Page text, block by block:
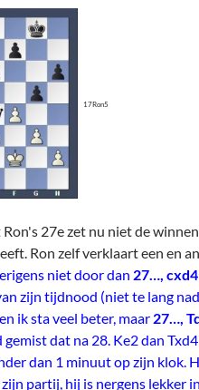
17Ron5
27e zet nu niet de
Ron zelf verklaart een en
niet door dan 27…, cxd4
zijn tijdnood (niet te lang
ik sta veel beter, maar 27…,
gemist dat na 28. Ke2 dan
dan 1 minuut op zijn klok.
partij, hij is nergens lekker